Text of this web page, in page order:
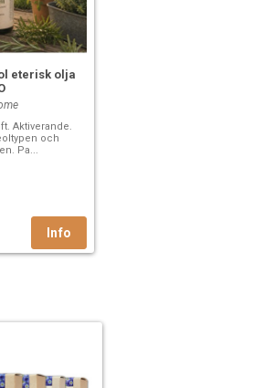
eterisk olja
Aktiverande.
och
Pa...